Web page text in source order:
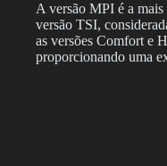
A versão MPI é a
versão TSI,
as versões Comfort e
proporcionando uma